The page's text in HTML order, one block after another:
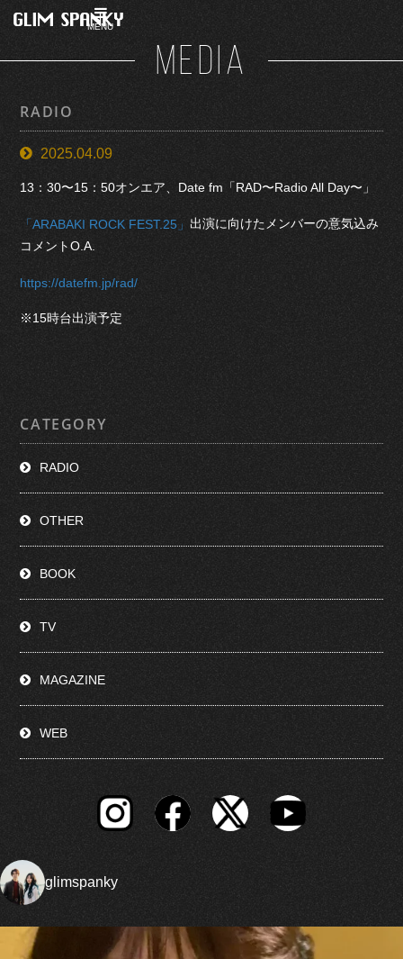
MENU
MEDIA
RADIO
2025.04.09
13：30〜15：50オンエア、Date fm「RAD〜Radio All Day〜」
「ARABAKI ROCK FEST.25」出演に向けたメンバーの意気込み
コメントO.A.
https://datefm.jp/rad/
※15時台出演予定
CATEGORY
RADIO
OTHER
BOOK
TV
MAGAZINE
WEB
glimspanky